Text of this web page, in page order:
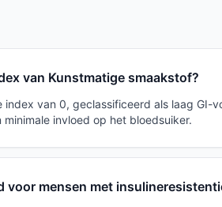
van Kunstmatige smaakstof?
van 0, geclassificeerd als laag GI-
invloed op het bloedsuiker.
voor mensen met